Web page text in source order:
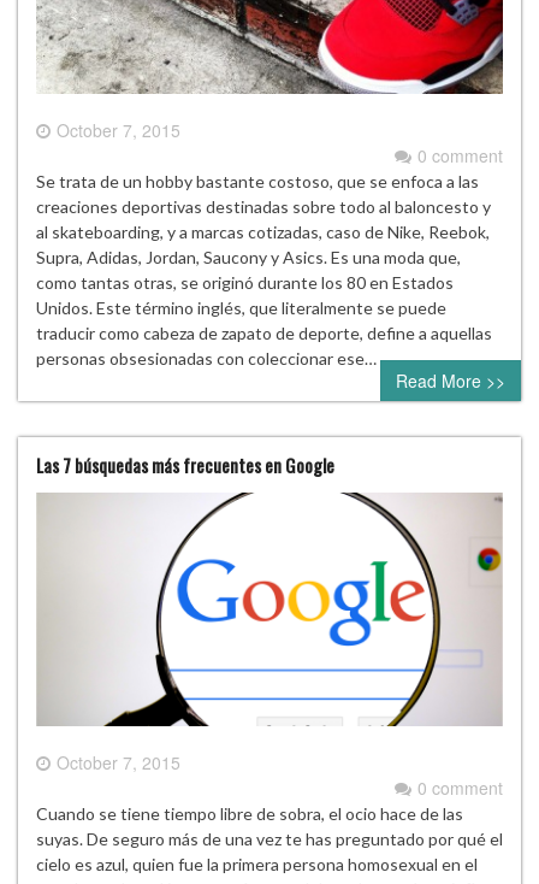
October 7, 2015
0 comment
Se trata de un hobby bastante costoso, que se enfoca a las
creaciones deportivas destinadas sobre todo al baloncesto y
al skateboarding, y a marcas cotizadas, caso de Nike, Reebok,
Supra, Adidas, Jordan, Saucony y Asics. Es una moda que,
como tantas otras, se originó durante los 80 en Estados
Unidos. Este término inglés, que literalmente se puede
traducir como cabeza de zapato de deporte, define a aquellas
personas obsesionadas con coleccionar ese…
Read More >>
Las 7 búsquedas más frecuentes en Google
October 7, 2015
0 comment
Cuando se tiene tiempo libre de sobra, el ocio hace de las
suyas. De seguro más de una vez te has preguntado por qué el
cielo es azul, quien fue la primera persona homosexual en el